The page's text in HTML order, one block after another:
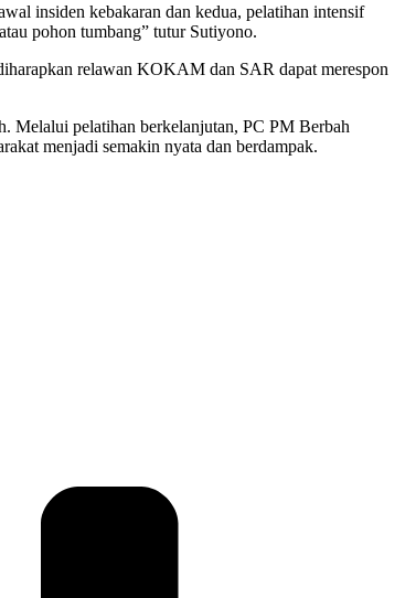
insiden kebakaran dan kedua, pelatihan intensif
pohon tumbang” tutur Sutiyono.
relawan KOKAM dan SAR dapat merespon
Melalui pelatihan berkelanjutan, PC PM Berbah
menjadi semakin nyata dan berdampak.